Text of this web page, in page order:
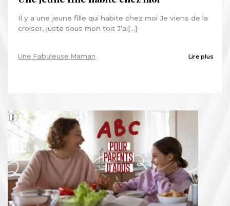
Il y a une jeune fille qui habite chez moi Je viens de la
croiser, juste sous mon toit J’ai[...]
Une Fabuleuse Maman Lire plus